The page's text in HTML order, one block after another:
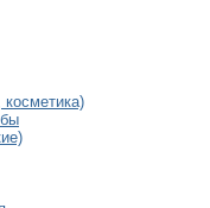
косметика)